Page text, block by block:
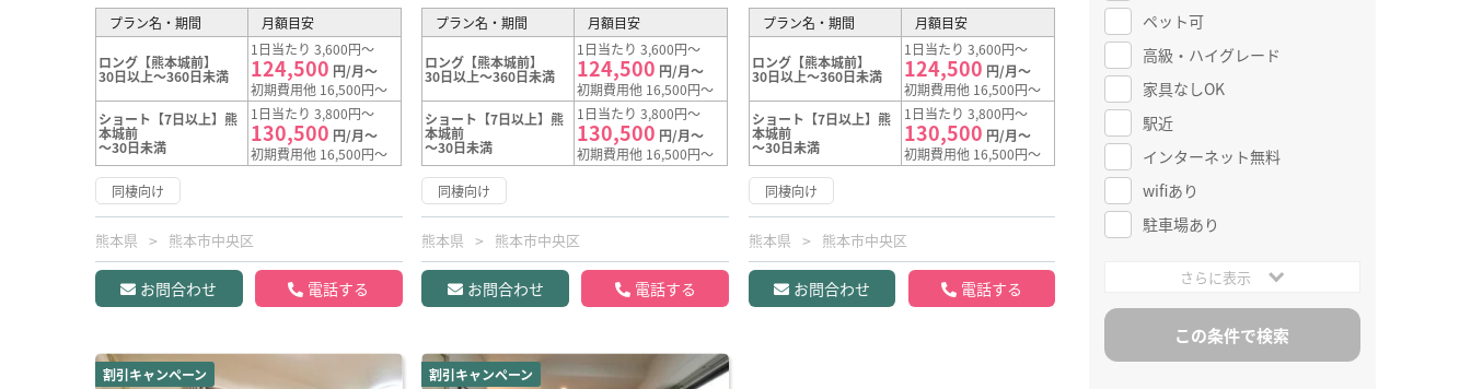
プラン名・期間 月額目安
ロング【熊本城前】
30日以上～360日未満
1日当たり 3,600円～
124,500 円/月～
初期費用他 16,500円～
ショート【7日以上】熊
本城前
～30日未満
1日当たり 3,800円～
130,500 円/月～
初期費用他 16,500円～
同棲向け
熊本県 熊本市中央区
お問合わせ 電話する
プラン名・期間 月額目安
ロング【熊本城前】
30日以上～360日未満
1日当たり 3,600円～
124,500 円/月～
初期費用他 16,500円～
ショート【7日以上】熊
本城前
～30日未満
1日当たり 3,800円～
130,500 円/月～
初期費用他 16,500円～
同棲向け
熊本県 熊本市中央区
お問合わせ 電話する
プラン名・期間 月額目安
ロング【熊本城前】
30日以上～360日未満
1日当たり 3,600円～
124,500 円/月～
初期費用他 16,500円～
ショート【7日以上】熊
本城前
～30日未満
1日当たり 3,800円～
130,500 円/月～
初期費用他 16,500円～
同棲向け
熊本県 熊本市中央区
お問合わせ 電話する
割引キャンペーン 割引キャンペーン
ペット可
高級・ハイグレード
家具なしOK
駅近
インターネット無料
wifiあり
駐車場あり
さらに表示